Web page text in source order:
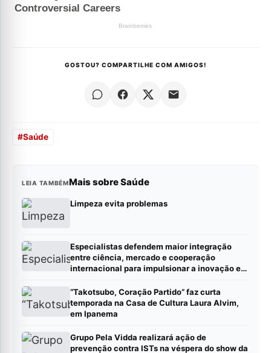
GOSTOU? COMPARTILHE COM AMIGOS!
#Saúde
LEIA TAMBÉMMais sobre Saúde
Limpeza evita problemas
Especialistas defendem maior integração
entre ciência, mercado e cooperação
internacional para impulsionar a inovação em
“Takotsubo, Coração Partido” faz curta
temporada na Casa de Cultura Laura Alvim,
em Ipanema
Grupo Pela Vidda realizará ação de
prevenção contra ISTs na véspera do show da